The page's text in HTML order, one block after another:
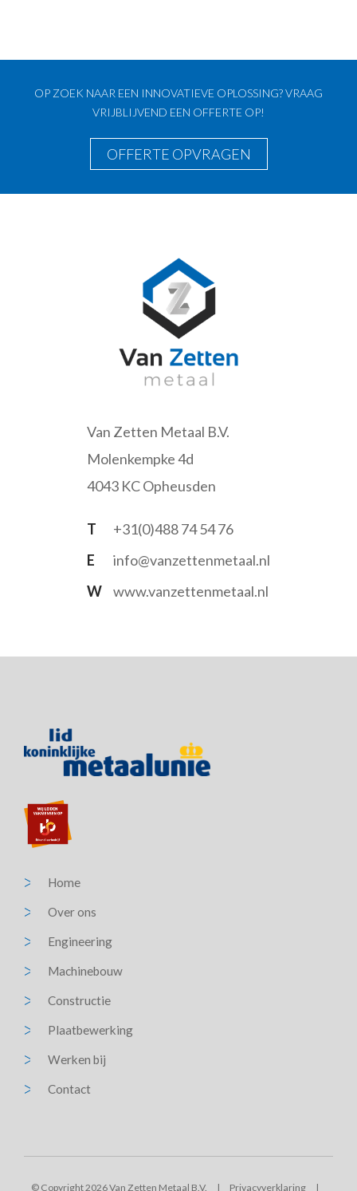
OP ZOEK NAAR EEN INNOVATIEVE OPLOSSING? VRAAG
VRIJBLIJVEND EEN OFFERTE OP!
OFFERTE OPVRAGEN
Van Zetten Metaal B.V.
Molenkempke 4d
4043 KC Opheusden
T
+31(0)488 74 54 76
E
info@vanzettenmetaal.nl
W
www.vanzettenmetaal.nl
Home
Over ons
Engineering
Machinebouw
Constructie
Plaatbewerking
Werken bij
Contact
© Copyright 2026 Van Zetten Metaal B.V. | Privacyverklaring |